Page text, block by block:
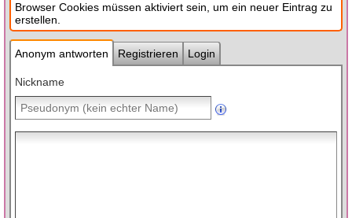
Browser Cookies müssen aktiviert sein, um ein neuer Eintrag zu
erstellen.
Anonym antworten Registrieren Login
Nickname